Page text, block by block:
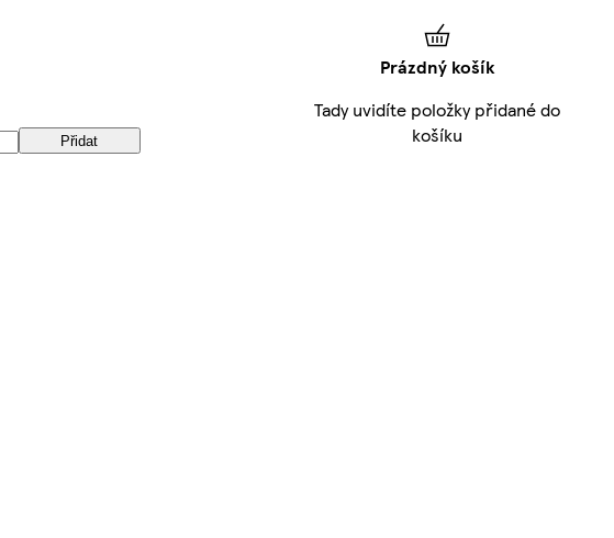
Přidat
Prázdný košík
Tady uvidíte položky přidané do
košíku